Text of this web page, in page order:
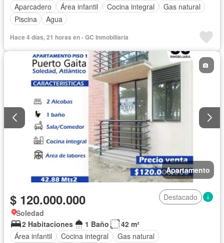
Aparcadero
Área infantil Cocina integral
Gas natural
Piscina
Agua
Hace 4 días, 21 horas en - GC Inmobiliaria
Apartamento
$ 120.000.000
Destacado
Soledad
2 Habitaciones
1 Baño
42 m²
Área infantil
Cocina integral
Gas natural